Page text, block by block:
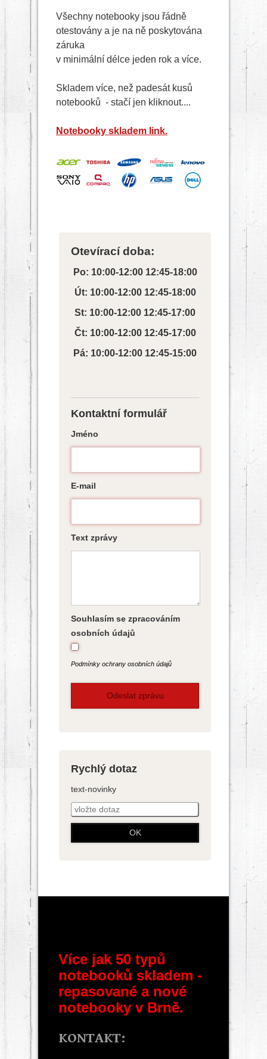
Všechny notebooky jsou řádně
otestovány a je na ně poskytována
záruka
v minimální délce jeden rok a více.
Skladem více, než padesát kusů
notebooků - stačí jen kliknout....
Notebooky skladem link.
Otevírací doba:
Po: 10:00-12:00 12:45-18:00
Út: 10:00-12:00 12:45-18:00
St: 10:00-12:00 12:45-17:00
Čt: 10:00-12:00 12:45-17:00
Pá: 10:00-12:00 12:45-15:00
Kontaktní formulář
Jméno
E-mail
Text zprávy
Souhlasím se zpracováním
osobních údajů
Podmínky ochrany osobních údajů
Rychlý dotaz
text-novinky
Více jak 50 typů
notebooků skladem -
repasované a nové
notebooky v Brně.
KONTAKT: